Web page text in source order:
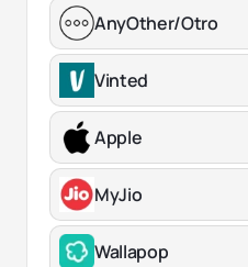
AnyOther/Otro
Vinted
Apple
MyJio
Wallapop